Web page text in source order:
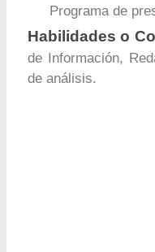
Programa de
Habilidades o
de Información,
de análisis.